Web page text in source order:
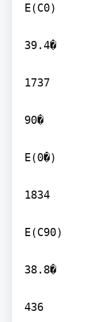
E(C0)
39.4�
1737
90�
E(0�)
1834
E(C90)
38.8�
436